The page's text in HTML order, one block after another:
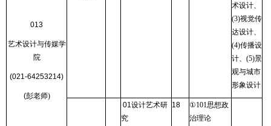
013
艺术设计与传媒学
院
(021-64253214)
(彭老师)
术设计、
(3)视觉传
达设计、
(4)传播设
计、 (5)景
观与城市
形象设计
01设计艺术研
究
18 ①101思想政
治理论